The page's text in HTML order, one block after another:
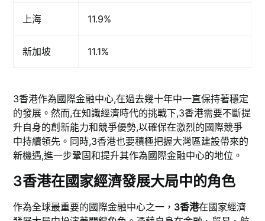
上海 11.9%
新加坡 11.1%
3香港作為國際金融中心,在過去幾十年中一直保持著穩定
的發展。然而,在知識經濟時代的挑戰下,3香港需要不斷提
升自身的創新能力和競爭優勢,以確保在激烈的國際競爭
中持續領先。同時,3香港也要積極把握大灣區建設帶來的
新機遇,進一步鞏固和提升其作為國際金融中心的地位。
3香港在國家經濟發展大局中的角色
作為全球最重要的國際金融中心之一， 3香港在國家經濟